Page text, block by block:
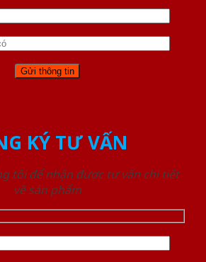
KÝ TƯ VẤN
tôi để nhận được tư vấn chi tiết
về sản phẩm